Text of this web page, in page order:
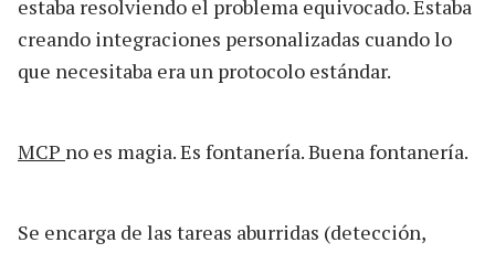
estaba resolviendo el problema equivocado. Estaba
creando integraciones personalizadas cuando lo
que necesitaba era un protocolo estándar.
MCP no es magia. Es fontanería. Buena fontanería.
Se encarga de las tareas aburridas (detección,